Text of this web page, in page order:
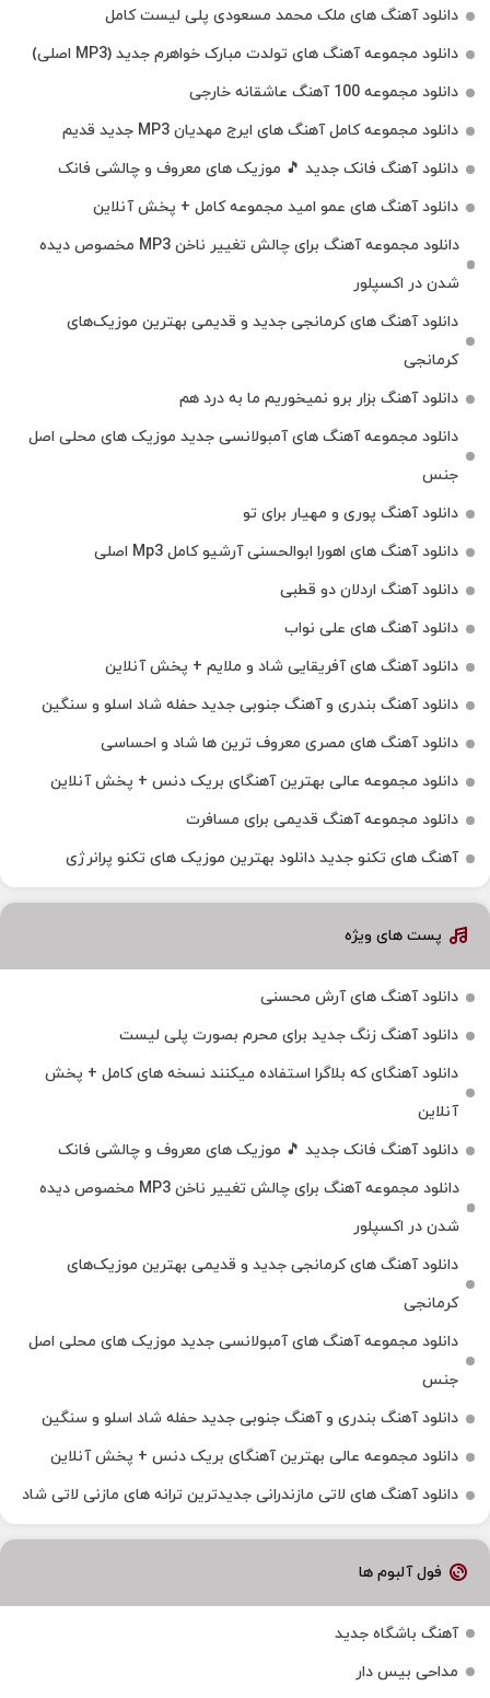
دانلود آهنگ های ملک‌ محمد مسعودی پلی لیست کامل
دانلود مجموعه آهنگ های تولدت مبارک خواهرم جدید (MP3 اصلی)
دانلود مجموعه 100 آهنگ عاشقانه خارجی
دانلود مجموعه کامل آهنگ های ایرج مهدیان MP3 جدید قدیم
دانلود آهنگ فانک جدید 🎵 موزیک‌ های معروف و چالشی فانک
دانلود آهنگ های عمو امید مجموعه کامل + پخش آنلاین
دانلود مجموعه آهنگ برای چالش تغییر ناخن MP3 مخصوص دیده
شدن در اکسپلور
دانلود آهنگ‌ های کرمانجی جدید و قدیمی بهترین موزیک‌های
کرمانجی
دانلود آهنگ بزار برو نمیخوریم ما به درد هم
دانلود مجموعه آهنگ های آمبولانسی جدید موزیک های محلی اصل
جنس
دانلود آهنگ پوری و مهیار برای تو
دانلود آهنگ های اهورا ابوالحسنی آرشیو کامل Mp3 اصلی
دانلود آهنگ اردلان دو قطبی
دانلود آهنگ های علی نواب
دانلود آهنگ های آفریقایی شاد و ملایم + پخش آنلاین
دانلود آهنگ بندری و آهنگ جنوبی جدید حفله شاد اسلو و سنگین
دانلود آهنگ های مصری معروف ترین ها شاد و احساسی
دانلود مجموعه عالی بهترین آهنگای بریک دنس + پخش آنلاین
دانلود مجموعه آهنگ قدیمی برای مسافرت
آهنگ های تکنو جدید دانلود بهترین موزیک های تکنو پرانرژی
پست های ویژه
دانلود آهنگ های آرش محسنی
دانلود آهنگ زنگ جدید برای محرم بصورت پلی لیست
دانلود آهنگای که بلاگرا استفاده میکنند نسخه های کامل + پخش
آنلاین
دانلود آهنگ فانک جدید 🎵 موزیک‌ های معروف و چالشی فانک
دانلود مجموعه آهنگ برای چالش تغییر ناخن MP3 مخصوص دیده
شدن در اکسپلور
دانلود آهنگ‌ های کرمانجی جدید و قدیمی بهترین موزیک‌های
کرمانجی
دانلود مجموعه آهنگ های آمبولانسی جدید موزیک های محلی اصل
جنس
دانلود آهنگ بندری و آهنگ جنوبی جدید حفله شاد اسلو و سنگین
دانلود مجموعه عالی بهترین آهنگای بریک دنس + پخش آنلاین
دانلود آهنگ‌ های لاتی مازندرانی جدیدترین ترانه های مازنی لاتی شاد
فول آلبوم ها
آهنگ باشگاه جدید
مداحی بیس دار